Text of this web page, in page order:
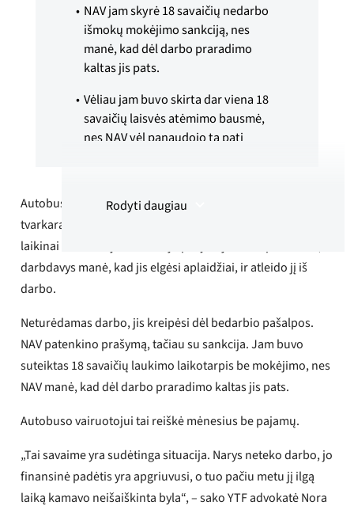
NAV jam skyrė 18 savaičių nedarbo
išmokų mokėjimo sankciją, nes
manė, kad dėl darbo praradimo
kaltas jis pats.
Vėliau jam buvo skirta dar viena 18
savaičių laisvės atėmimo bausmė,
nes NAV vėl panaudojo tą patį
vairuotojo pažymėjimo praradimą.
antrąją sankciją ir grąžino nedarbo
Santrauka sukurta naudojant dirbtinį
intelektą (DI)
Rodyti daugiau
Autobuso vairuotojas, vairuodamas autobusą pagal
tvarkaraštį, pateko į rimtą eismo įvykį. Tyrimo metu policija
laikinai neatėmė jo vairuotojo pažymėjimo. Nepaisant to,
darbdavys manė, kad jis elgėsi aplaidžiai, ir atleido jį iš
darbo.
Neturėdamas darbo, jis kreipėsi dėl bedarbio pašalpos.
NAV patenkino prašymą, tačiau su sankcija. Jam buvo
suteiktas 18 savaičių laukimo laikotarpis be mokėjimo, nes
NAV manė, kad dėl darbo praradimo kaltas jis pats.
Autobuso vairuotojui tai reiškė mėnesius be pajamų.
„Tai savaime yra sudėtinga situacija. Narys neteko darbo, jo
finansinė padėtis yra apgriuvusi, o tuo pačiu metu jį ilgą
laiką kamavo neišaiškinta byla“, – sako YTF advokatė Nora